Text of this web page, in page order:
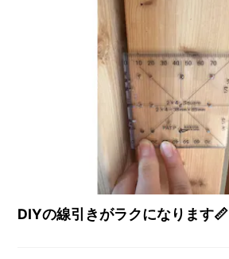
DIYの線引きがラクになります📏